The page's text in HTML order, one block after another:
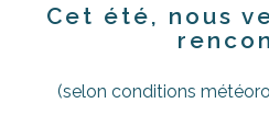
Cet été, nous
(selon conditions